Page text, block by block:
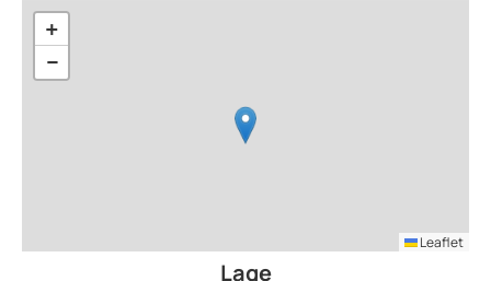
+
−
Leaflet
Lage